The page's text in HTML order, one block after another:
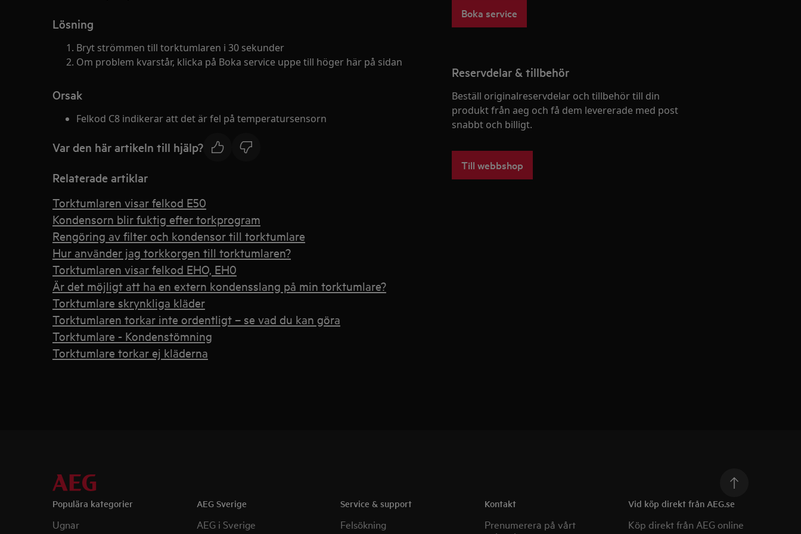
Lösning
Bryt strömmen till torktumlaren i 30 sekunder
Om problem kvarstår, klicka på Boka service uppe till höger här på sidan
Orsak
Felkod C8 indikerar att det är fel på temperatursensorn
Var den här artikeln till hjälp?
Relaterade artiklar
Torktumlaren visar felkod E50
Kondensorn blir fuktig efter torkprogram
Rengöring av filter och kondensor till torktumlare
Hur använder jag torkkorgen till torktumlaren?
Torktumlaren visar felkod EHO, EH0
Är det möjligt att ha en extern kondensslang på min torktumlare?
Torktumlare skrynkliga kläder
Torktumlaren torkar inte ordentligt – se vad du kan göra
Torktumlare - Kondenstömning
Torktumlare torkar ej kläderna
Boka service
Reservdelar & tillbehör
Beställ originalreservdelar och tillbehör till din
produkt från aeg och få dem levererade med post
snabbt och billigt.
Till webbshop
Populära kategorier
Ugnar
AEG Sverige
AEG i Sverige
Service & support
Felsökning
Kontakt
Prenumerera på vårt
Vid köp direkt från AEG.se
Köp direkt från AEG online